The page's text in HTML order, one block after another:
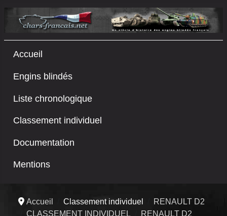
Accueil
Engins blindés
Liste chronologique
Classement individuel
Documentation
Mentions
Accueil Classement individuel
RENAULT D2
CLASSEMENT INDIVIDUEL
RENAULT D2